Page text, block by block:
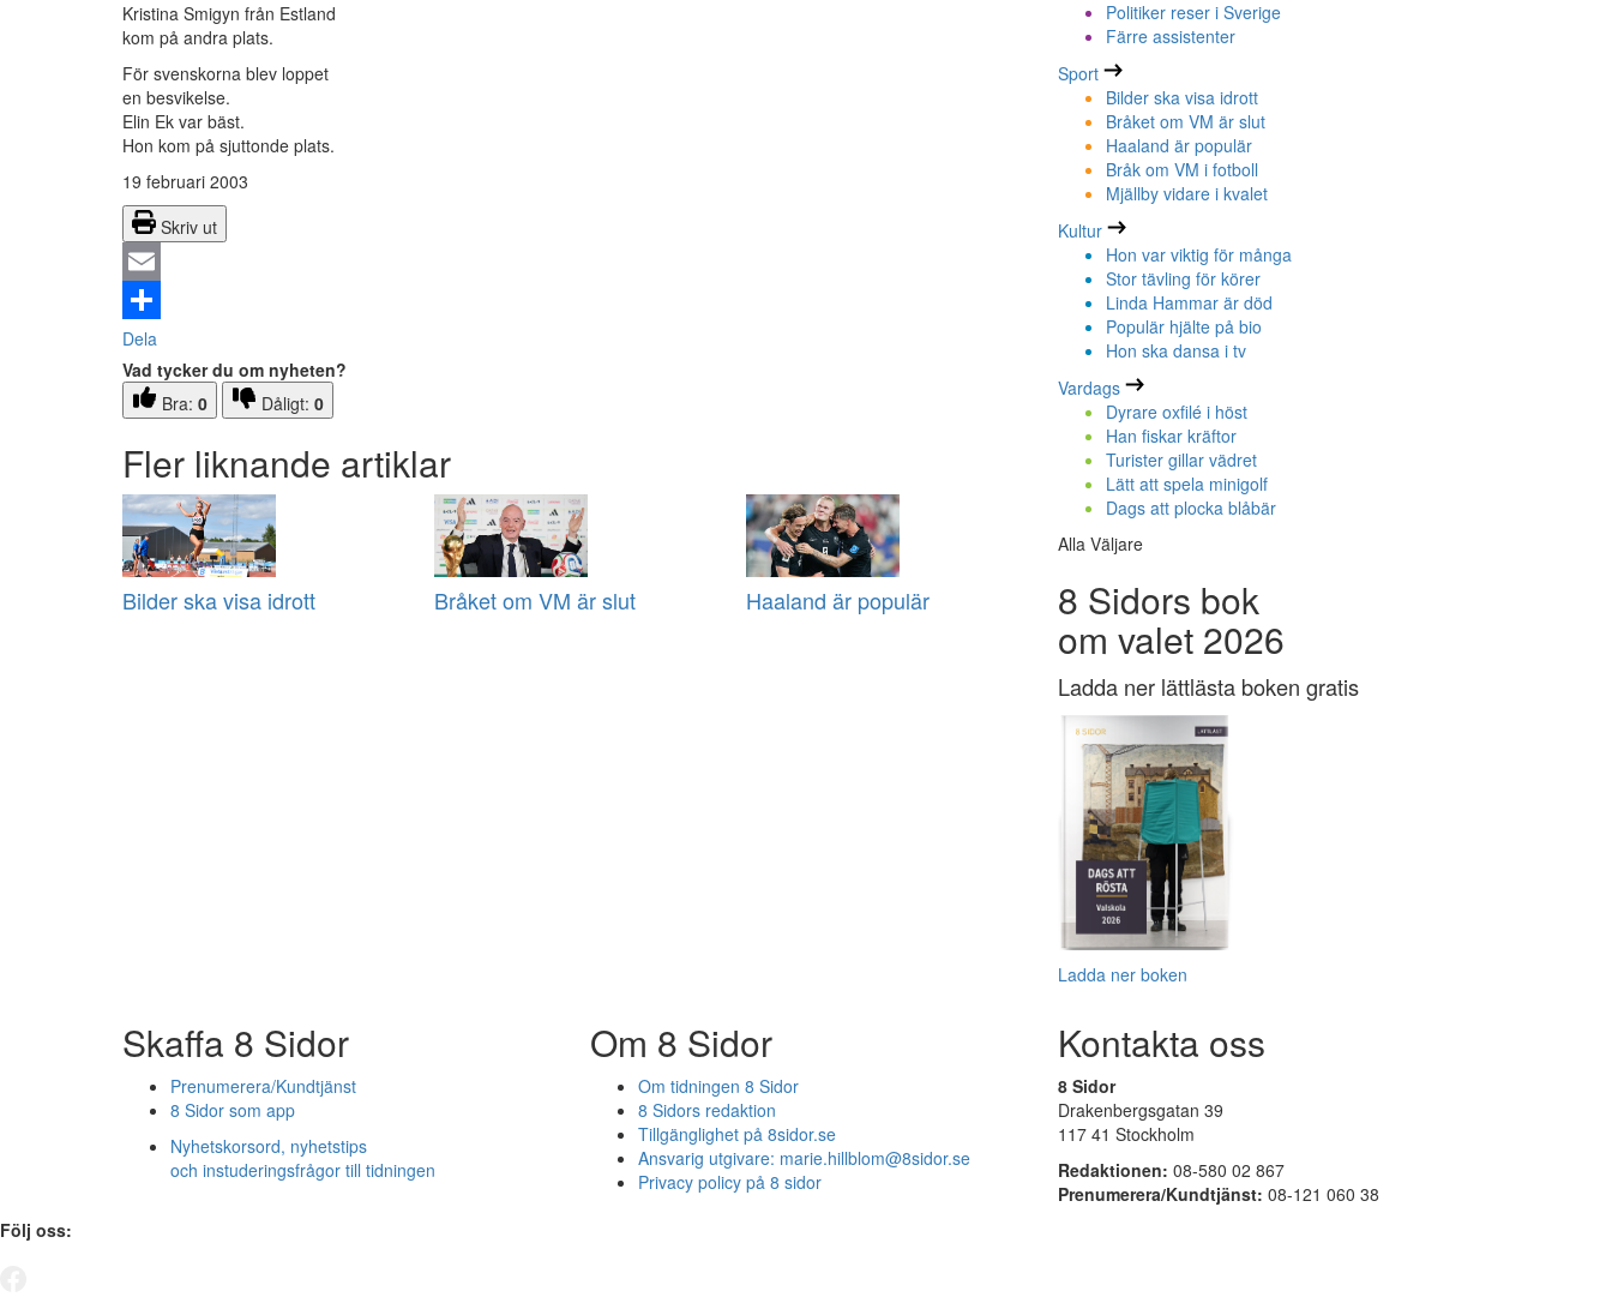
Kristina Smigyn från Estland
kom på andra plats.
För svenskorna blev loppet
en besvikelse.
Elin Ek var bäst.
Hon kom på sjuttonde plats.
19 februari 2003
Skriv ut
Email
Dela
Vad tycker du om nyheten?
Bra: 0 Dåligt: 0
Fler liknande artiklar
Bilder ska visa idrott Bråket om VM är slut Haaland är populär
Politiker reser i Sverige
Färre assistenter
Sport
Bilder ska visa idrott
Bråket om VM är slut
Haaland är populär
Bråk om VM i fotboll
Mjällby vidare i kvalet
Kultur
Hon var viktig för många
Stor tävling för körer
Linda Hammar är död
Populär hjälte på bio
Hon ska dansa i tv
Vardags
Dyrare oxfilé i höst
Han fiskar kräftor
Turister gillar vädret
Lätt att spela minigolf
Dags att plocka blåbär
Alla Väljare
8 Sidors bok
om valet 2026
Ladda ner lättlästa boken gratis
Ladda ner boken
Skaffa 8 Sidor
Prenumerera/Kundtjänst
8 Sidor som app
Nyhetskorsord, nyhetstips
och instuderingsfrågor till tidningen
Om 8 Sidor
Om tidningen 8 Sidor
8 Sidors redaktion
Tillgänglighet på 8sidor.se
Ansvarig utgivare: marie.hillblom@8sidor.se
Privacy policy på 8 sidor
Kontakta oss
8 Sidor
Drakenbergsgatan 39
117 41 Stockholm
Redaktionen: 08-580 02 867
Prenumerera/Kundtjänst: 08-121 060 38
Följ oss: